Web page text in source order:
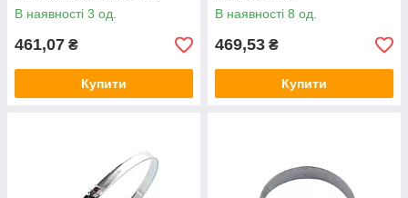
В наявності 3 од.
461,07 ₴
Купити
В наявності 8 од.
469,53 ₴
Купити